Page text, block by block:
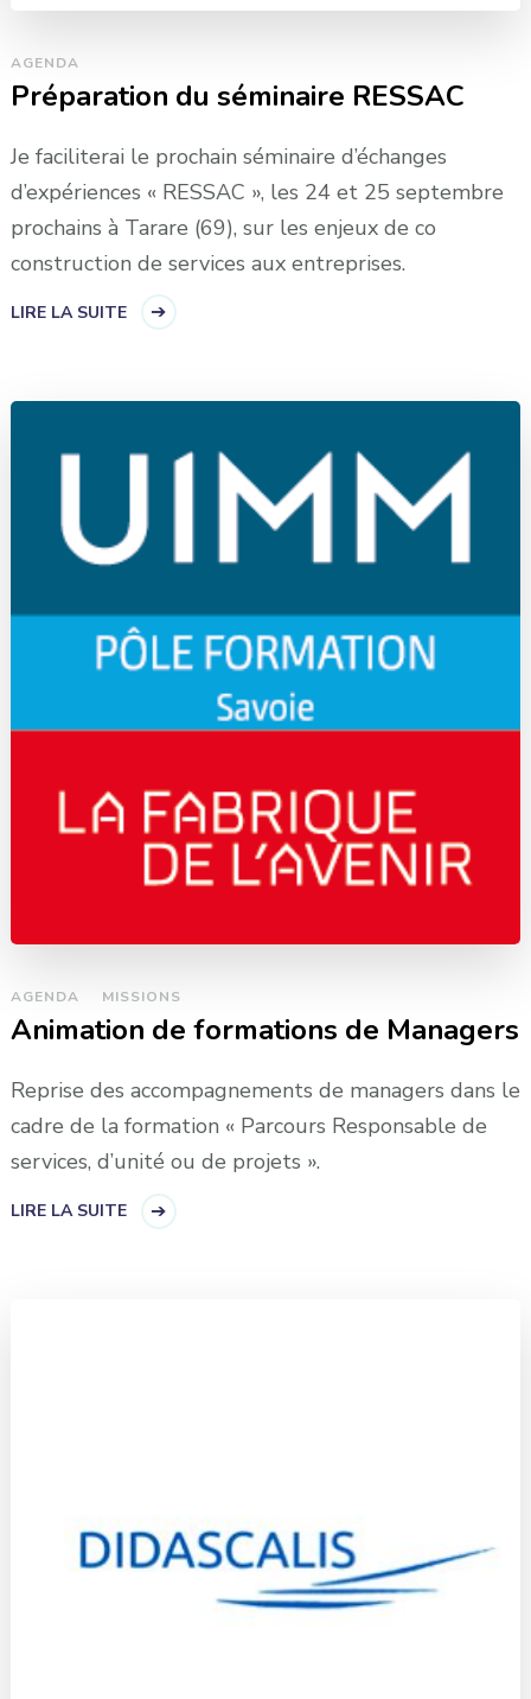
AGENDA
Préparation du séminaire RESSAC
Je faciliterai le prochain séminaire d’échanges
d’expériences « RESSAC », les 24 et 25 septembre
prochains à Tarare (69), sur les enjeux de co
construction de services aux entreprises.
LIRE LA SUITE
AGENDA MISSIONS
Animation de formations de Managers
Reprise des accompagnements de managers dans le
cadre de la formation « Parcours Responsable de
services, d’unité ou de projets ».
LIRE LA SUITE